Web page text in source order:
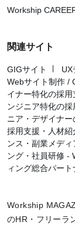
Workship
関連サイト
GIGサイト
Webサイト制作 /
イナー特化の採
ンジニア特化の
ニア・デザイナ
採用支援・人材
ンス・副業メデ
ング・社員研修 -
ィング総合パー
Workship
のHR・フリーラ